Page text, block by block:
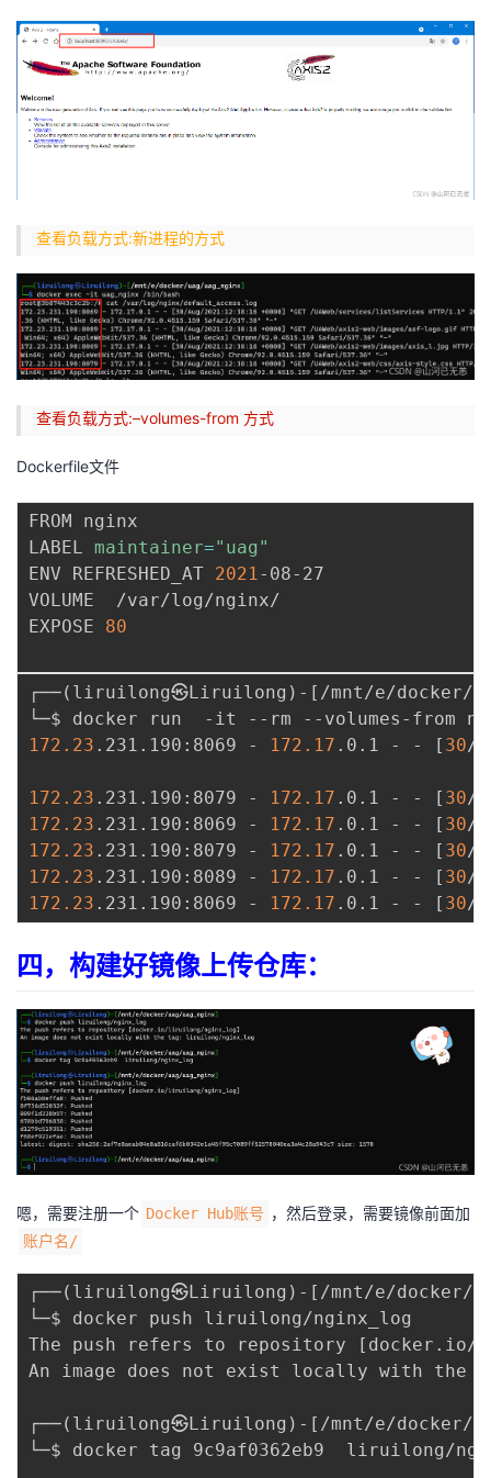
查看负载方式:新进程的方式
查看负载方式:–volumes-from 方式
Dockerfile文件
FROM nginx
LABEL maintainer="uag"
ENV REFRESHED_AT 2021-08-27
VOLUME  /var/log/nginx/
EXPOSE 80
┌──( liruilong㉿Liruilong ) - [ /mnt/e/docker/
└─$ docker run  -it --rm --volumes-from
172.23 .231.190:8069 - 172.17 .0.1 - - [ 30/
172.23 .231.190:8079 - 172.17 .0.1 - - [ 30/
172.23 .231.190:8069 - 172.17 .0.1 - - [ 30/
172.23 .231.190:8079 - 172.17 .0.1 - - [ 30/
172.23 .231.190:8089 - 172.17 .0.1 - - [ 30/
172.23 .231.190:8069 - 172.17 .0.1 - - [ 30/
四，构建好镜像上传仓库：
嗯，需要注册一个 Docker Hub账号 ，然后登录，需要镜像前面加
账户名/
┌──( liruilong㉿Liruilong ) - [ /mnt/e/docker/
└─$ docker push liruilong/nginx_log
The push refers to repository
[ docker.io/
An image does not exist locally with the
┌──( liruilong㉿Liruilong ) - [ /mnt/e/docker/
└─$ docker tag 9c9af0362eb9  liruilong/